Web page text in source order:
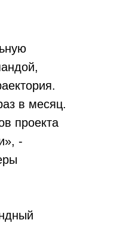
в месяц.
проекта
-